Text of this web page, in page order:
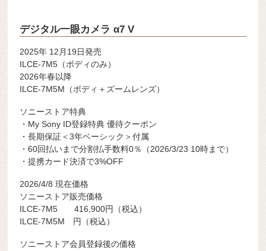
デジタル一眼カメラ α7 V
2025年 12月19日発売
ILCE-7M5（ボディのみ）
2026年春以降
ILCE-7M5M（ボディ＋ズームレンズ）
ソニーストア特典
・My Sony ID登録特典 優待クーポン
・長期保証＜3年ベーシック＞付属
・60回払いまで分割払手数料0％（2026/3/23 10時まで）
・提携カード決済で3%OFF
2026/4/8 現在価格
ソニーストア販売価格
ILCE-7M5 416,900円（税込）
ILCE-7M5M 円（税込）
ソニーストア会員登録後の価格